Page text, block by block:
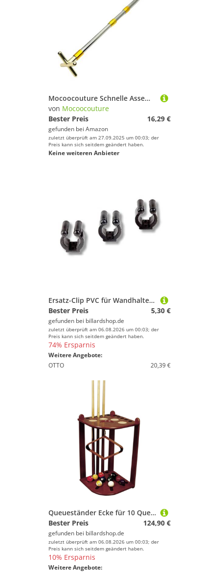
Mocoocouture Schnelle Assembly Billard Cue Stick Holder Doppelgabel Professionelle Billardbrücke Für Innenräume Freien Außenbereich Wetterresistant Cue Stick
von Mocoocouture
Bester Preis
16,29 €
gefunden bei Amazon
zuletzt überprüft am 27.09.2025 um 00:03; der
Preis kann sich seitdem geändert haben.
Keine weiteren Anbieter
Ersatz-Clip PVC für Wandhalter Antik - Set mit 8 Stück
Bester Preis
5,30 €
gefunden bei billardshop.de
zuletzt überprüft am 06.08.2026 um 00:03; der
Preis kann sich seitdem geändert haben.
74% Ersparnis
Weitere Angebote:
OTTO
20,39 €
Queueständer Ecke für 10 Queue braun
Bester Preis
124,90 €
gefunden bei billardshop.de
zuletzt überprüft am 06.08.2026 um 00:03; der
Preis kann sich seitdem geändert haben.
10% Ersparnis
Weitere Angebote: